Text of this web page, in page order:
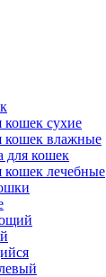
кошек сухие
кошек влажные
для кошек
кошек лечебные